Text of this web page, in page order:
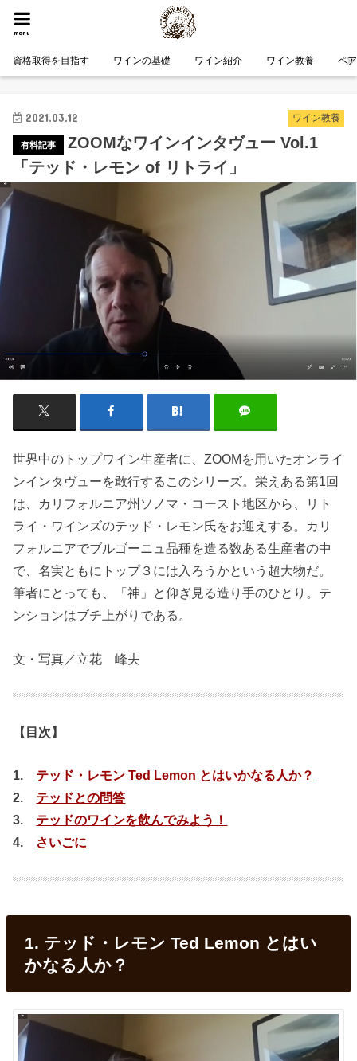
menu
資格取得を目指す ワインの基礎 ワイン紹介 ワイン教養 ペ
HOME
ZOOMなワインインタヴュー Vol.1 「テッド・レモン of リトライ」
ワイン教養
2021.03.12
ZOOMなワインインタヴュー Vol.1
「テッド・レモン of リトライ」
世界中のトップワイン生産者に、ZOOMを用いたオンライ
ンインタヴューを敢行するこのシリーズ。栄えある第1回
は、カリフォルニア州ソノマ・コースト地区から、リト
ライ・ワインズのテッド・レモン氏をお迎えする。カリ
フォルニアでブルゴーニュ品種を造る数ある生産者の中
で、名実ともにトップ３には入ろうかという超大物だ。
筆者にとっても、「神」と仰ぎ見る造り手のひとり。テ
ンションはブチ上がりである。
文・写真／立花 峰夫
【目次】
1. テッド・レモン Ted Lemon とはいかなる人か？
2. テッドとの問答
3. テッドのワインを飲んでみよう！
4. さいごに
1. テッド・レモン Ted Lemon とはい
かなる人か？